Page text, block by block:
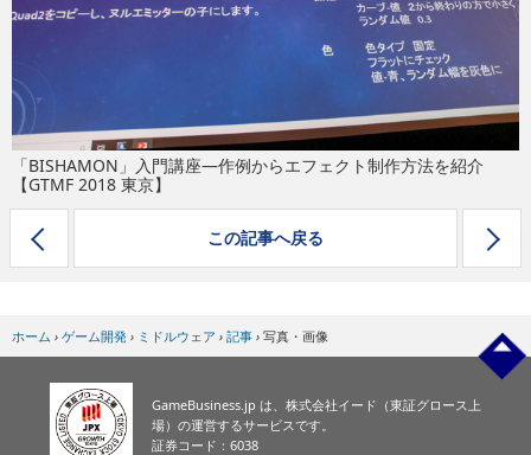
「BISHAMON」入門講座―作例からエフェクト制作方法を紹介
【GTMF 2018 東京】
この記事へ戻る
ホーム › ゲーム開発 › ミドルウェア › 記事 › 写真・画像
GameBusiness.jp は、株式会社イード（東証グロース上
場）の運営するサービスです。
証券コード：6038